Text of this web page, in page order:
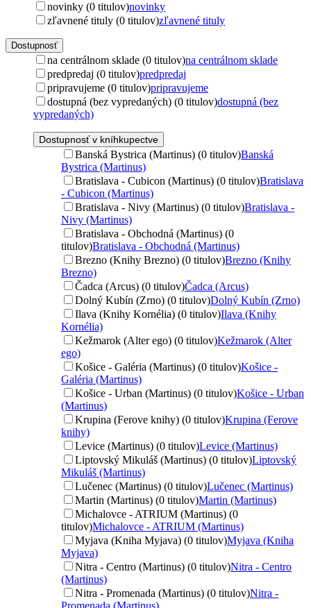
novinky (0 titulov)novinky
zľavnené tituly (0 titulov)zľavnené tituly
Dostupnosť
na centrálnom sklade (0 titulov)na centrálnom sklade
predpredaj (0 titulov)predpredaj
pripravujeme (0 titulov)pripravujeme
dostupná (bez vypredaných) (0 titulov)dostupná (bez
vypredaných)
Dostupnosť v kníhkupectve
Banská Bystrica (Martinus) (0 titulov)Banská
Bystrica (Martinus)
Bratislava - Cubicon (Martinus) (0 titulov)Bratislava
- Cubicon (Martinus)
Bratislava - Nivy (Martinus) (0 titulov)Bratislava -
Nivy (Martinus)
Bratislava - Obchodná (Martinus) (0
titulov)Bratislava - Obchodná (Martinus)
Brezno (Knihy Brezno) (0 titulov)Brezno (Knihy
Brezno)
Čadca (Arcus) (0 titulov)Čadca (Arcus)
Dolný Kubín (Zrno) (0 titulov)Dolný Kubín (Zrno)
Ilava (Knihy Kornélia) (0 titulov)Ilava (Knihy
Kornélia)
Kežmarok (Alter ego) (0 titulov)Kežmarok (Alter
ego)
Košice - Galéria (Martinus) (0 titulov)Košice -
Galéria (Martinus)
Košice - Urban (Martinus) (0 titulov)Košice - Urban
(Martinus)
Krupina (Ferove knihy) (0 titulov)Krupina (Ferove
knihy)
Levice (Martinus) (0 titulov)Levice (Martinus)
Liptovský Mikuláš (Martinus) (0 titulov)Liptovský
Mikuláš (Martinus)
Lučenec (Martinus) (0 titulov)Lučenec (Martinus)
Martin (Martinus) (0 titulov)Martin (Martinus)
Michalovce - ATRIUM (Martinus) (0
titulov)Michalovce - ATRIUM (Martinus)
Myjava (Kniha Myjava) (0 titulov)Myjava (Kniha
Myjava)
Nitra - Centro (Martinus) (0 titulov)Nitra - Centro
(Martinus)
Nitra - Promenada (Martinus) (0 titulov)Nitra -
Promenada (Martinus)